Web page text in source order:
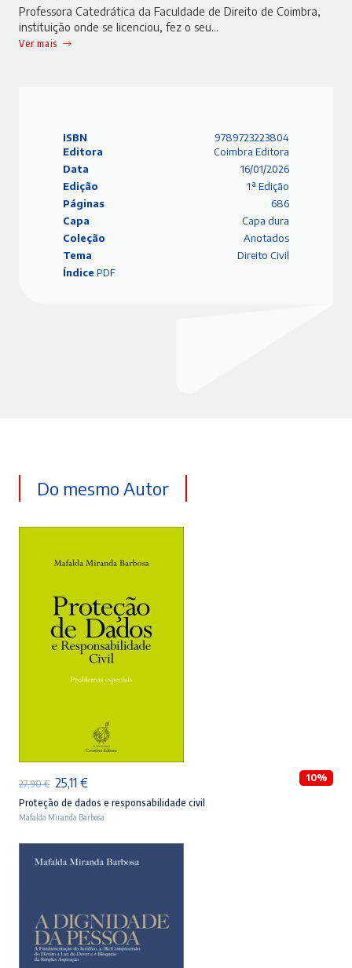
Professora Catedrática da Faculdade de Direito de Coimbra,
instituição onde se licenciou, fez o seu…
Ver mais
ISBN
9789723223804
Editora
Coimbra Editora
Data
16/01/2026
Edição
1.ª Edição
Páginas
686
Capa
Capa dura
Coleção
Anotados
Tema
Direito Civil
Índice PDF
Do mesmo Autor
27,90€ O
preço
original
era:
27,90 €.
25,11 €O
preço
atual
é:
25,11 €.
10%
Proteção de dados e responsabilidade civil
Mafalda Miranda Barbosa